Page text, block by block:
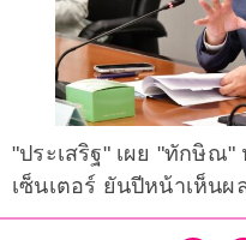
"ประเสริฐ" เผย "ทักษิณ
เซ็นเตอร์ ยันปีหน้าเห็นผ